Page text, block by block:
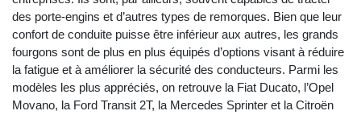
des porte-engins et d’autres types de remorques. Bien que leur
confort de conduite puisse être inférieur aux autres, les grands
fourgons sont de plus en plus équipés d’options visant à réduire
la fatigue et à améliorer la sécurité des conducteurs. Parmi les
modèles les plus appréciés, on retrouve la Fiat Ducato, l’Opel
Movano, la Ford Transit 2T, la Mercedes Sprinter et la Citroën